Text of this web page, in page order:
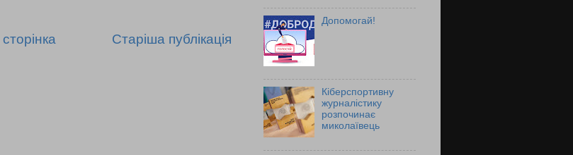
Старіша публікація
Допомогай!
Кіберспортивну
журналістику
розпочинає
миколаївець